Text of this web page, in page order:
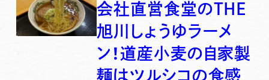
会社直営食堂のTHE
旭川しょうゆラーメ
ン！道産小麦の自家製
麺はツルシコの食感